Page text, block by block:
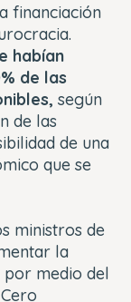
financiación
habían
de las
según
de las
de una
que se
ministros de
la
por medio del